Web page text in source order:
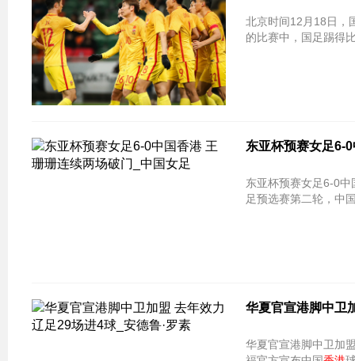
北京时间12月18日，
的比赛中，国足踢得
东亚杯预赛女足6-
东亚杯预赛女足6-0中
足预选赛第二轮，中
华夏官宣港脚中卫
华夏官宣港脚中卫加盟 去年效力